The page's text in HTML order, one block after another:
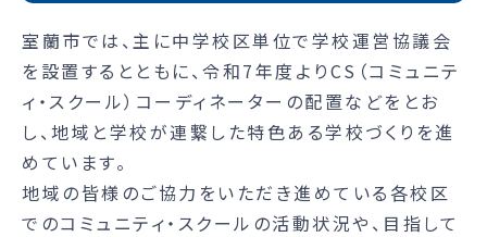
室蘭市では、主に中学校区単位で学校運営協議会
を設置するとともに、令和7年度よりCS（コミュニテ
ィ・スクール）コーディネーターの配置などをとお
し、地域と学校が連繋した特色ある学校づくりを進
めています。
地域の皆様のご協力をいただき進めている各校区
でのコミュニティ・スクールの活動状況や、目指して